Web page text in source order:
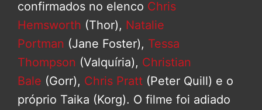
confirmados no elenco Chris
Hemsworth (Thor), Natalie
Portman (Jane Foster), Tessa
Thompson (Valquíria), Christian
Bale (Gorr), Chris Pratt (Peter Quill) e o
próprio Taika (Korg). O filme foi adiado